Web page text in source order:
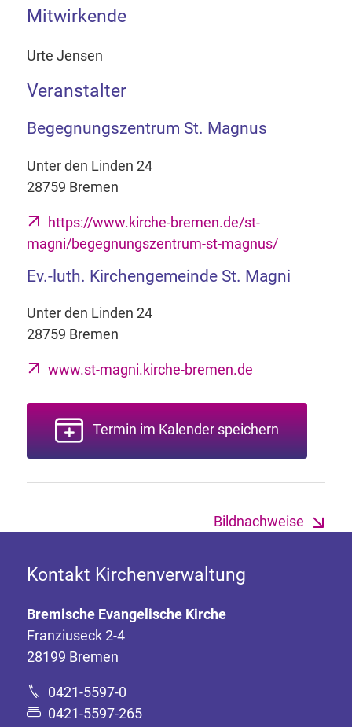
Mitwirkende
Urte Jensen
Veranstalter
Begegnungszentrum St. Magnus
Unter den Linden 24
28759 Bremen
https://www.kirche-bremen.de/st-
magni/begegnungszentrum-st-magnus/
Ev.-luth. Kirchengemeinde St. Magni
Unter den Linden 24
28759 Bremen
www.st-magni.kirche-bremen.de
Termin im Kalender speichern
Bildnachweise
Kontakt Kirchenverwaltung
Bremische Evangelische Kirche
Franziuseck 2-4
28199 Bremen
0421-5597-0
0421-5597-265